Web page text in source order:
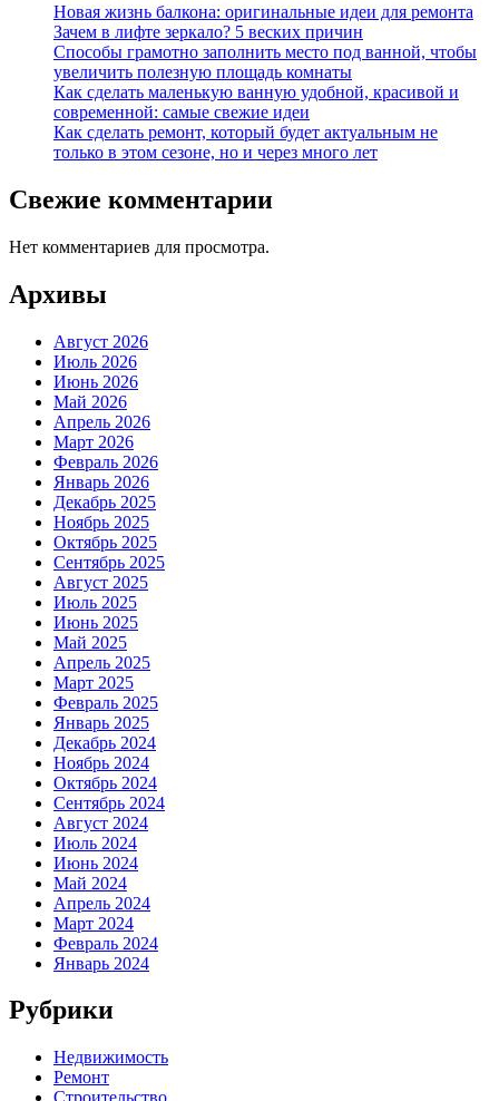
Новая жизнь балкона: оригинальные идеи для ремонта
Зачем в лифте зеркало? 5 веских причин
Способы грамотно заполнить место под ванной, чтобы
увеличить полезную площадь комнаты
Как сделать маленькую ванную удобной, красивой и
современной: самые свежие идеи
Как сделать ремонт, который будет актуальным не
только в этом сезоне, но и через много лет
Свежие комментарии
Нет комментариев для просмотра.
Архивы
Август 2026
Июль 2026
Июнь 2026
Май 2026
Апрель 2026
Март 2026
Февраль 2026
Январь 2026
Декабрь 2025
Ноябрь 2025
Октябрь 2025
Сентябрь 2025
Август 2025
Июль 2025
Июнь 2025
Май 2025
Апрель 2025
Март 2025
Февраль 2025
Январь 2025
Декабрь 2024
Ноябрь 2024
Октябрь 2024
Сентябрь 2024
Август 2024
Июль 2024
Июнь 2024
Май 2024
Апрель 2024
Март 2024
Февраль 2024
Январь 2024
Рубрики
Недвижимость
Ремонт